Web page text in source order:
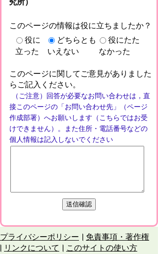
究所）
このページの情報は役に立ちましたか？
役に
立った
どちらとも
いえない
役にたた
なかった
このページに関してご意見がありました
らご記入ください。
（ご注意）回答が必要なお問い合わせは，直
接このページの「お問い合わせ先」（ページ
作成部署）へお願いします（こちらではお受
けできません）。また住所・電話番号などの
個人情報は記入しないでください
プライバシーポリシー
免責事項・著作権
リンクについて
このサイトの使い方